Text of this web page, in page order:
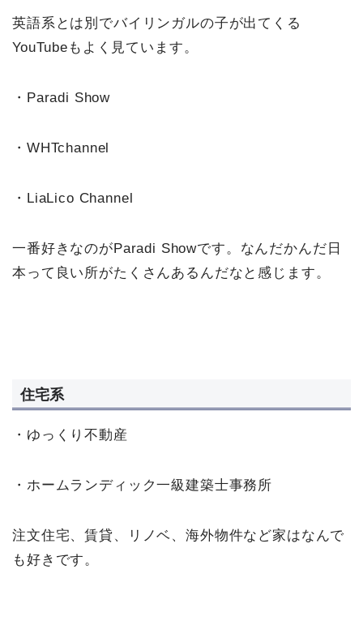
英語系とは別でバイリンガルの子が出てくる
YouTubeもよく見ています。
・Paradi Show
・WHTchannel
・LiaLico Channel
一番好きなのがParadi Showです。なんだかんだ日
本って良い所がたくさんあるんだなと感じます。
住宅系
・ゆっくり不動産
・ホームランディック一級建築士事務所
注文住宅、賃貸、リノベ、海外物件など家はなんで
も好きです。